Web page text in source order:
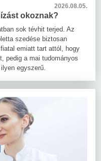
2026.08.05.
okoznak?
sok tévhit terjed. Az
szedése biztosan
emiatt tart attól, hogy
pedig a mai tudományos
egyszerű.